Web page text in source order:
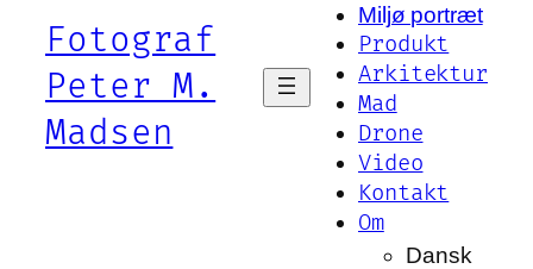
Fotograf
Peter M.
Madsen
Miljø portræt
Produkt
Arkitektur
Mad
Drone
Video
Kontakt
Om
Dansk